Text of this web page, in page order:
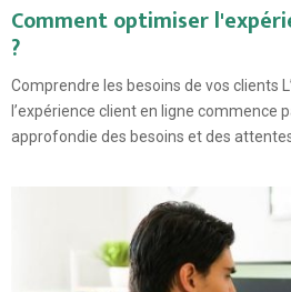
Comment optimiser
?
Comprendre les besoins de vos clients
l’expérience client en ligne commence
approfondie des besoins et des attentes